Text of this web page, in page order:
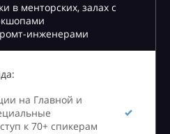
в менторских, залах с
инженерами
на Главной и
к 70+ спикерам